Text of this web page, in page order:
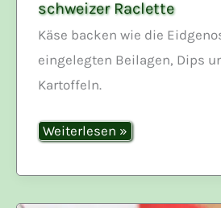
schweizer Raclette
Käse backen wie die
eingelegten Beilagen, Dips
Kartoffeln.
schweizer
Raclette
Weiterlesen »